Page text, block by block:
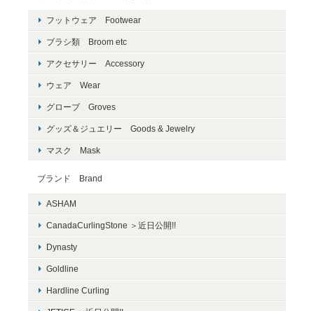
フットウェア Footwear
ブラシ類 Broom etc
アクセサリー Accessory
ウェア Wear
グローブ Groves
グッズ＆ジュエリー Goods & Jewelry
マスク Mask
ブランド Brand
ASHAM
CanadaCurlingStone ＞近日公開!!
Dynasty
Goldline
Hardline Curling